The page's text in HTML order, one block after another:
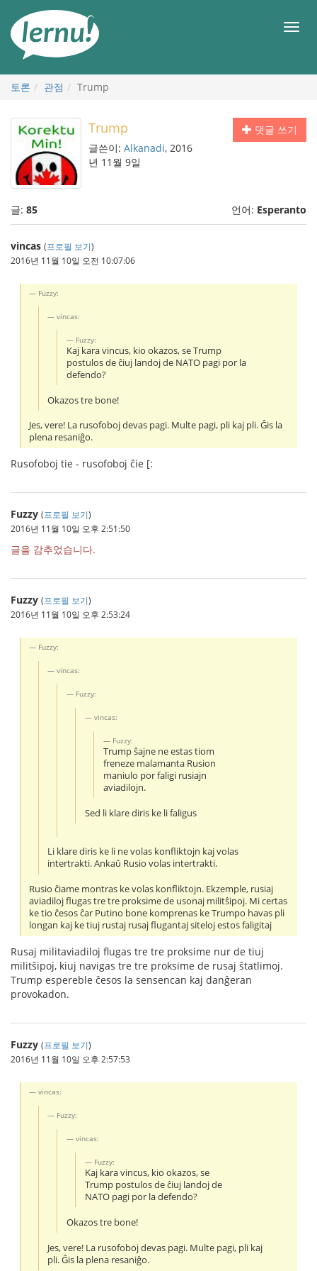
메
토론 관점 Trump
댓글 쓰기
Trump
글쓴이: Alkanadi, 2016
년 11월 9일
글: 85 언어: Esperanto
vincas (프로필 보기)
2016년 11월 10일 오전 10:07:06
Fuzzy:
vincas:
Fuzzy:
Kaj kara vincus, kio okazos, se Trump
postulos de ĉiuj landoj de NATO pagi por la
defendo?
Okazos tre bone!
Jes, vere! La rusofoboj devas pagi. Multe pagi, pli kaj pli. Ĝis la
plena resaniĝo.
Rusofoboj tie - rusofoboj ĉie [:
Fuzzy (프로필 보기)
2016년 11월 10일 오후 2:51:50
글을 감추었습니다.
Fuzzy (프로필 보기)
2016년 11월 10일 오후 2:53:24
Fuzzy:
vincas:
Fuzzy:
vincas:
Fuzzy:
Trump ŝajne ne estas tiom
freneze malamanta Rusion
maniulo por faligi rusiajn
aviadilojn.
Sed li klare diris ke li faligus
Li klare diris ke li ne volas konfliktojn kaj volas
intertrakti. Ankaŭ Rusio volas intertrakti.
Rusio ĉiame montras ke volas konfliktojn. Ekzemple, rusiaj
aviadiloj flugas tre tre proksime de usonaj militŝipoj. Mi certas
ke tio ĉesos ĉar Putino bone komprenas ke Trumpo havas pli
longan kaj ke tiuj rustaj rusaj flugantaj siteloj estos faligitaj
Rusaj militaviadiloj flugas tre tre proksime nur de tiuj
militŝipoj, kiuj navigas tre tre proksime de rusaj ŝtatlimoj.
Trump espereble ĉesos la sensencan kaj danĝeran
provokadon.
Fuzzy (프로필 보기)
2016년 11월 10일 오후 2:57:53
vincas:
Fuzzy:
vincas:
Fuzzy:
Kaj kara vincus, kio okazos, se
Trump postulos de ĉiuj landoj de
NATO pagi por la defendo?
Okazos tre bone!
Jes, vere! La rusofoboj devas pagi. Multe pagi, pli kaj
pli. Ĝis la plena resaniĝo.